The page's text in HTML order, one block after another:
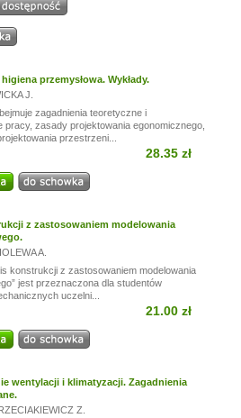
przemysłowa. Wykłady.
J.
zagadnienia teoretyczne i
pracy, zasady projektowania egonomicznego,
przestrzeni...
28.35 zł
z zastosowaniem modelowania
A.
konstrukcji z zastosowaniem modelowania
jest przeznaczona dla studentów
uczelni...
21.00 zł
wentylacji i klimatyzacji. Zagadnienia
Z.